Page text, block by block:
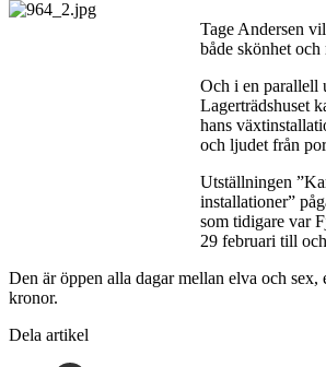
Tage Andersen
både skönhet
Och i en parallell
Lagerträdshuset
hans
och ljudet från
Utställningen
installationer”
som tidigare var
29 februari till
Den är öppen alla dagar mellan elva och sex,
kronor.
Dela artikel